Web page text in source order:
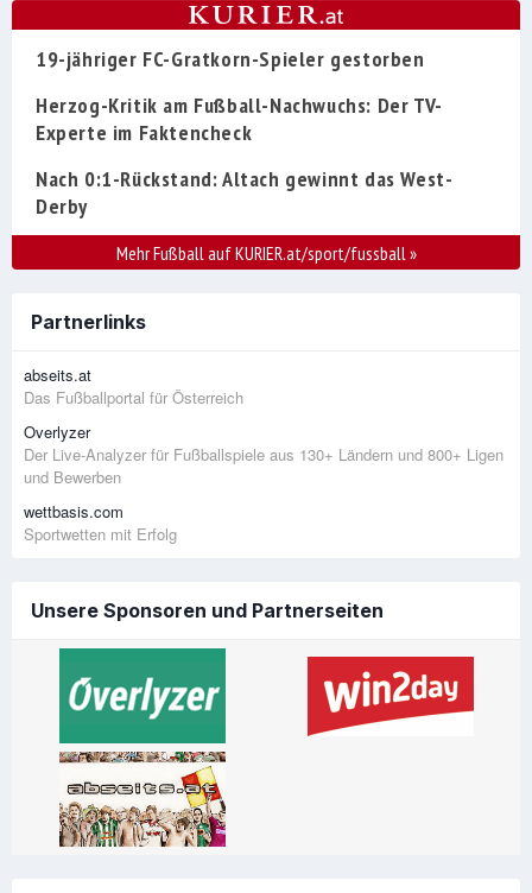
19-jähriger FC-Gratkorn-Spieler gestorben
Herzog-Kritik am Fußball-Nachwuchs: Der TV-
Experte im Faktencheck
Nach 0:1-Rückstand: Altach gewinnt das West-
Derby
Mehr Fußball auf KURIER.at/sport/fussball»
Partnerlinks
abseits.at
Das Fußballportal für Österreich
Overlyzer
Der Live-Analyzer für Fußballspiele aus 130+ Ländern und 800+ Ligen
und Bewerben
wettbasis.com
Sportwetten mit Erfolg
Unsere Sponsoren und Partnerseiten